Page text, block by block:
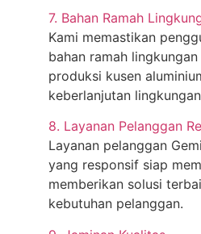
7. Bahan Ramah
Kami memastikan
bahan ramah
produksi kusen
keberlanjutan
8. Layanan Pelanggan
Layanan pelanggan
yang responsif siap
memberikan solusi
kebutuhan pelanggan.